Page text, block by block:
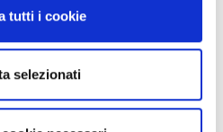
tutti i cookie
selezionati
coloro che ancora devono
che è necessaria la
verrà accettata sino ad